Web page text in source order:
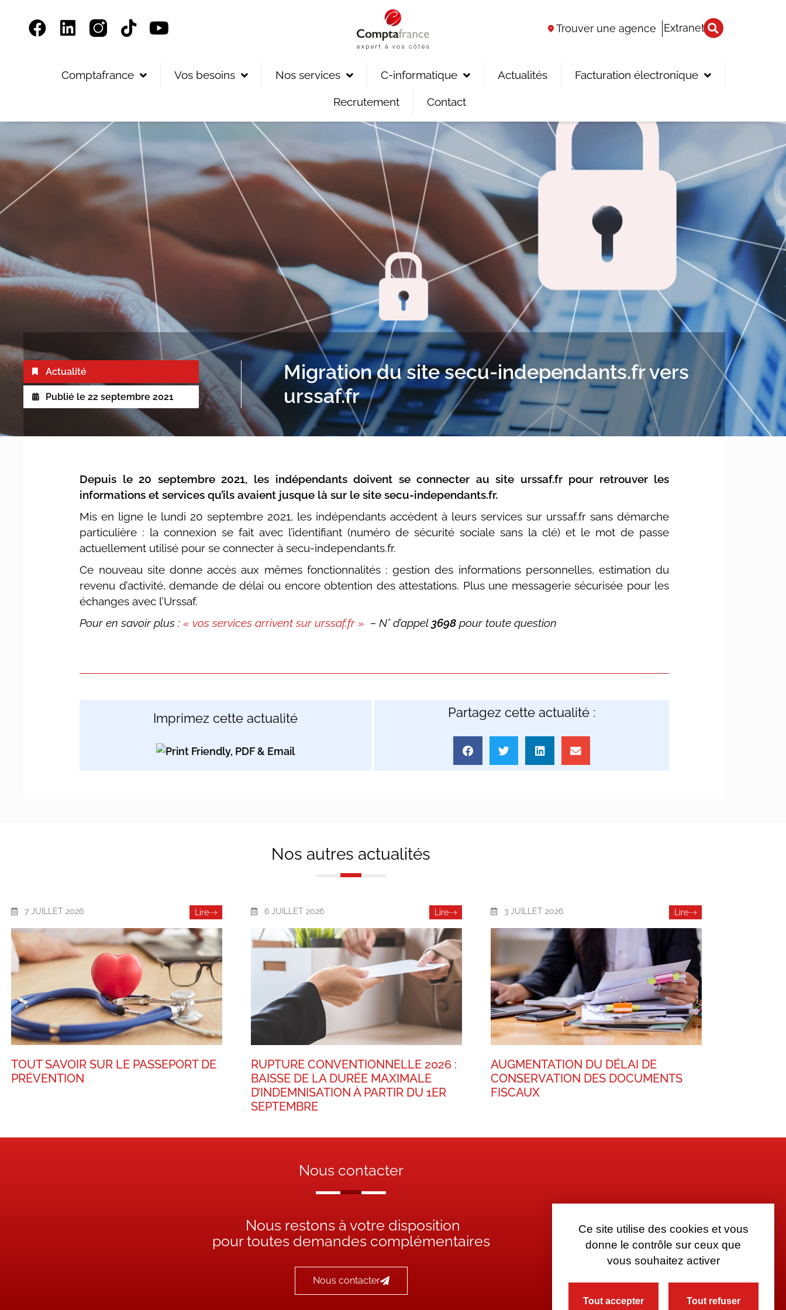
Trouver une agence Extranet
Comptafrance Vos besoins Nos services C-informatique Actualités Facturation électronique
Recrutement Contact
Actualité
Publié le 22 septembre 2021
Migration du site secu-independants.fr vers
urssaf.fr
Depuis le 20 septembre 2021, les indépendants doivent se connecter au site urssaf.fr pour retrouver les
informations et services qu’ils avaient jusque là sur le site secu-independants.fr.
Mis en ligne le lundi 20 septembre 2021, les indépendants accèdent à leurs services sur urssaf.fr sans démarche
particulière : la connexion se fait avec l’identifiant (numéro de sécurité sociale sans la clé) et le mot de passe
actuellement utilisé pour se connecter à secu-independants.fr.
Ce nouveau site donne accès aux mêmes fonctionnalités : gestion des informations personnelles, estimation du
revenu d’activité, demande de délai ou encore obtention des attestations. Plus une messagerie sécurisée pour les
échanges avec l’Urssaf.
Pour en savoir plus :« vos services arrivent sur urssaf.fr » – N° d’appel 3698 pour toute question
Imprimez cette actualité Partagez cette actualité :
Nos autres actualités
7 JUILLET 2026 Lire
TOUT SAVOIR SUR LE PASSEPORT DE
PRÉVENTION
6 JUILLET 2026 Lire
RUPTURE CONVENTIONNELLE 2026 :
BAISSE DE LA DURÉE MAXIMALE
D’INDEMNISATION À PARTIR DU 1ER
SEPTEMBRE
3 JUILLET 2026 Lire
AUGMENTATION DU DÉLAI DE
CONSERVATION DES DOCUMENTS
FISCAUX
Nous contacter
Nous restons à votre disposition
pour toutes demandes complémentaires
Nous contacter
Ce site utilise des cookies et vous
donne le contrôle sur ceux que
vous souhaitez activer
Tout accepter Tout refuser